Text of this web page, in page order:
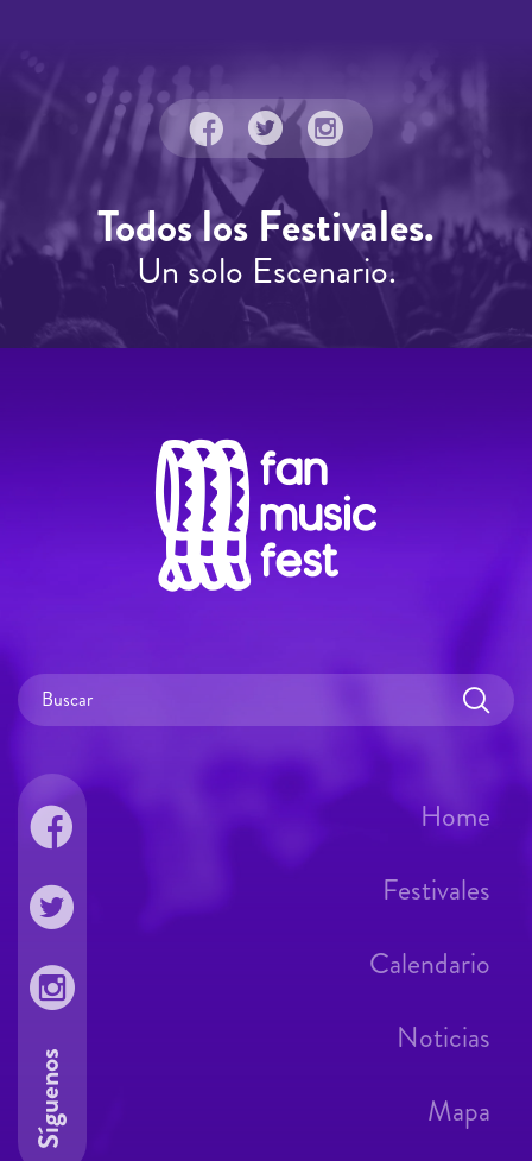
Todos los Festivales.
Un solo Escenario.
Home
Festivales
Calendario
Noticias
Mapa
Síguenos